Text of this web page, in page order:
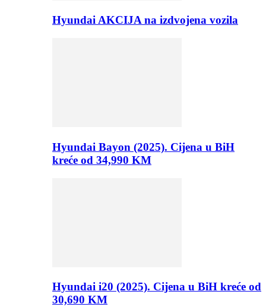
Hyundai AKCIJA na izdvojena vozila
Hyundai Bayon (2025). Cijena u BiH
kreće od 34,990 KM
Hyundai i20 (2025). Cijena u BiH kreće od
30,690 KM